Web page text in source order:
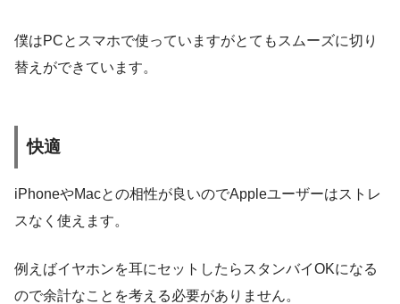
僕はPCとスマホで使っていますがとてもスムーズに切り
替えができています。
快適
iPhoneやMacとの相性が良いのでAppleユーザーはストレ
スなく使えます。
例えばイヤホンを耳にセットしたらスタンバイOKになる
ので余計なことを考える必要がありません。